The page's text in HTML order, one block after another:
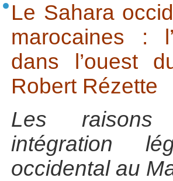
Le Sahara
marocaines :
dans l’ouest
Robert Rézette
Les raisons
intégration
occidental au